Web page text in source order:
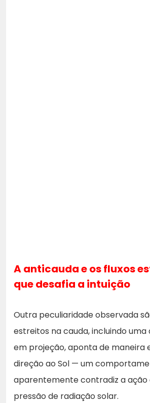
A anticauda e os fluxos
que desafia a intuição
Outra peculiaridade observada
estreitos na cauda, incluindo uma
em projeção, aponta de maneira
direção ao Sol — um
aparentemente contradiz a ação
pressão de radiação solar.